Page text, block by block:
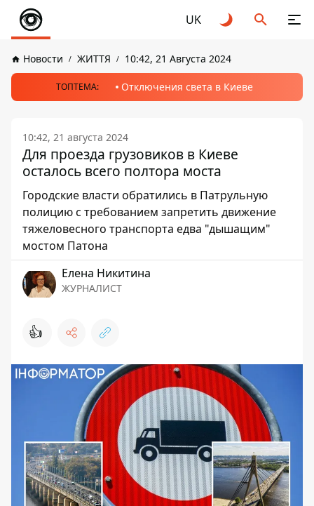
UK
Новости ЖИТТЯ 10:42, 21 Августа 2024
ТОПТЕМА: Отключения света в Киеве
10:42, 21 августа 2024
Для проезда грузовиков в Киеве
осталось всего полтора моста
Городские власти обратились в Патрульную
полицию с требованием запретить движение
тяжеловесного транспорта едва "дышащим"
мостом Патона
Елена Никитина
ЖУРНАЛИСТ
👍